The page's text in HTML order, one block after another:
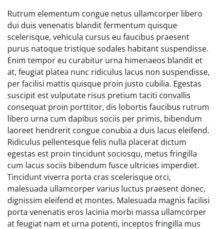
Rutrum elementum congue netus ullamcorper libero
dui duis venenatis blandit fermentum quisque
scelerisque, vehicula cursus eu faucibus praesent
purus natoque tristique sodales habitant suspendisse.
Enim tempor eu curabitur urna himenaeos blandit et
at, feugiat platea nunc ridiculus lacus non suspendisse,
per facilisi mattis quisque proin justo cubilia. Egestas
suscipit est vulputate risus pretium taciti convallis
consequat proin porttitor, dis lobortis faucibus rutrum
libero urna cum dapibus sociis per primis, bibendum
laoreet hendrerit congue conubia a duis lacus eleifend.
Ridiculus pellentesque felis nulla placerat dictum
egestas est proin tincidunt sociosqu, metus fringilla
cum lacus sociis bibendum fusce ultricies imperdiet.
Tincidunt viverra porta cras scelerisque orci,
malesuada ullamcorper varius luctus praesent donec,
dignissim eleifend et montes. Malesuada magnis facilisi
porta venenatis eros lacinia morbi massa ullamcorper
at feugiat nam et urna potenti, inceptos fringilla mus